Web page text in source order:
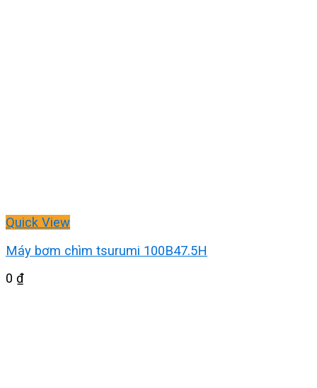
Quick View
Máy bơm chìm tsurumi 100B47.5H
0 ₫